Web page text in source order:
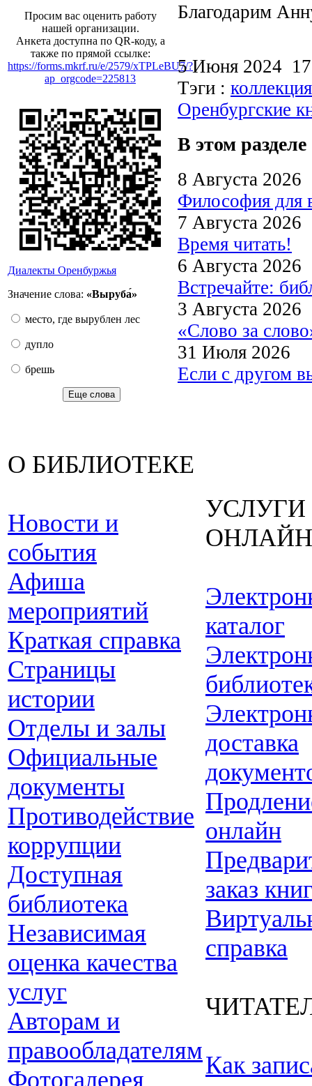
Просим вас оценить работу
нашей организации.
Анкета доступна по QR-коду, а
также по прямой ссылке:
https://forms.mkrf.ru/e/2579/xTPLeBU7/?
ap_orgcode=225813
Диалекты Оренбуржья
Значение слова: «Выруба́»
место, где вырублен лес
дупло
брешь
Еще слова
Благодарим
5 Июня 2024
Тэги :
Оренбургские
В этом разделе
8 Августа 2026
Философия для
7 Августа 2026
Время читать!
6 Августа 2026
Встречайте:
3 Августа 2026
«Слово за
31 Июля 2026
Если с другом
О БИБЛИОТЕКЕ
Новости и
события
Афиша
мероприятий
Краткая справка
Страницы
истории
Отделы и залы
Официальные
документы
Противодействие
коррупции
Доступная
библиотека
Независимая
оценка качества
услуг
Авторам и
правообладателям
Фотогалерея
УСЛУГИ
ОНЛАЙН
каталог
доставка
онлайн
заказ
справка
Как